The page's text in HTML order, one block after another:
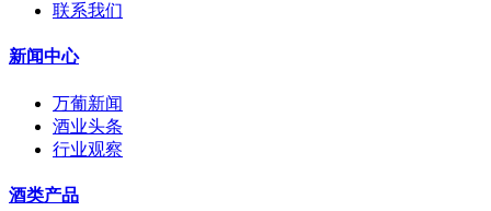
联系我们
新闻中心
万葡新闻
酒业头条
行业观察
酒类产品